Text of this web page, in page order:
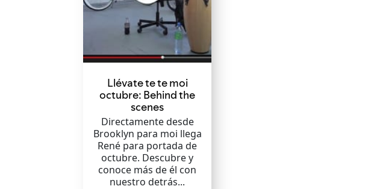
Llévate te te moi
octubre: Behind the
scenes
Directamente desde
Brooklyn para moi llega
René para portada de
octubre. Descubre y
conoce más de él con
nuestro detrás...